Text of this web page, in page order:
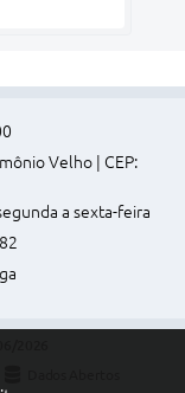
Velho | CEP:
a sexta-feira